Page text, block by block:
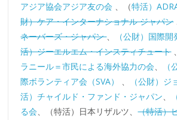
アジア協会アジア友の会 、（特活）
財）ケア・インターナショナル ジャパン
ネーバーズ・ジャパン、 （公財）国際
活）ジーエルエム・インスティチュート、
ラニール＝市民による海外協力の会、
際ボランティア会（SVA）
、 （公財）ジ
活）チャイルド・ファンド・ジャパン、
る会、（特活）日本リザルツ、（特活）